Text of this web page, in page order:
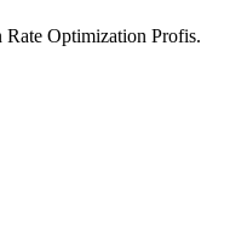
Rate Optimization Profis.